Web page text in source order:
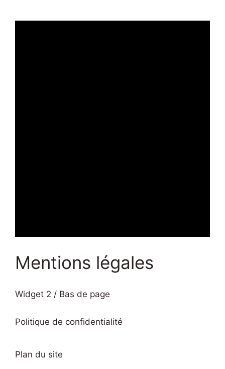
Mentions légales
Widget 2 / Bas de page
Politique de confidentialité
Plan du site